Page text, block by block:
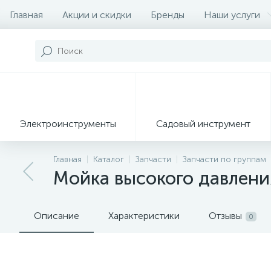
Главная Акции и скидки Бренды Наши услуги
Электроинструменты Садовый инструмент
Главная Каталог Запчасти Запчасти по группам
Мойка высокого
Описание Характеристики Отзывы 0